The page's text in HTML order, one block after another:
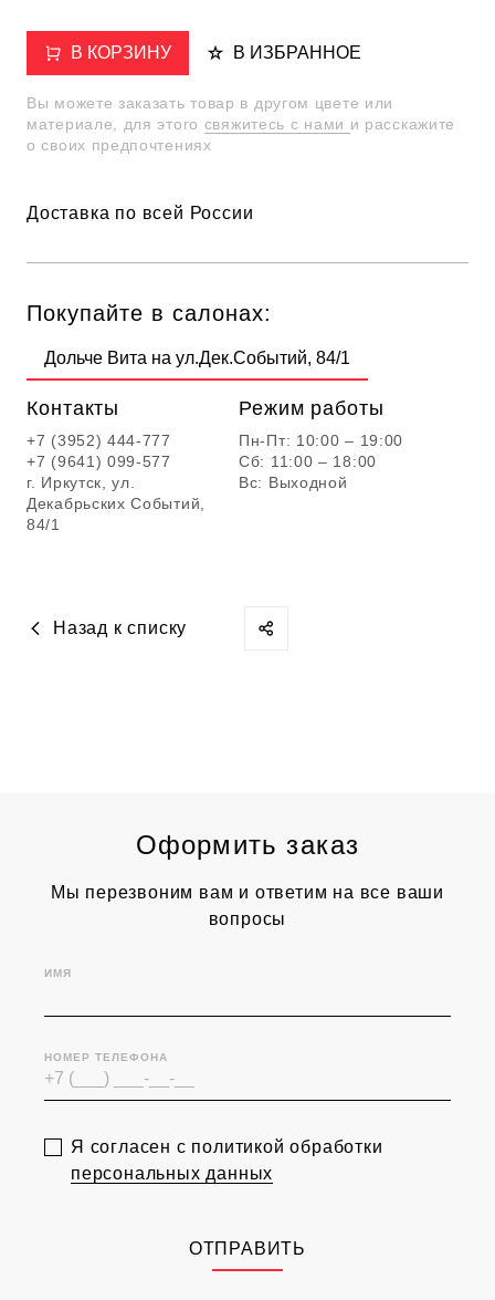
В КОРЗИНУ В ИЗБРАННОЕ
Вы можете заказать товар в другом цвете или
материале, для этого свяжитесь с нами и расскажите
о своих предпочтениях
Доставка по всей России
Покупайте в салонах:
Дольче Вита на ул.Дек.Событий, 84/1
Контакты
+7 (3952) 444-777
+7 (9641) 099-577
г. Иркутск, ул.
Декабрьских Событий,
84/1
Режим работы
Пн-Пт: 10:00 – 19:00
Сб: 11:00 – 18:00
Вс: Выходной
Назад к списку
Оформить заказ
Мы перезвоним вам и ответим на все ваши
вопросы
ИМЯ
НОМЕР ТЕЛЕФОНА
Я согласен с политикой обработки
персональных данных
ОТПРАВИТЬ